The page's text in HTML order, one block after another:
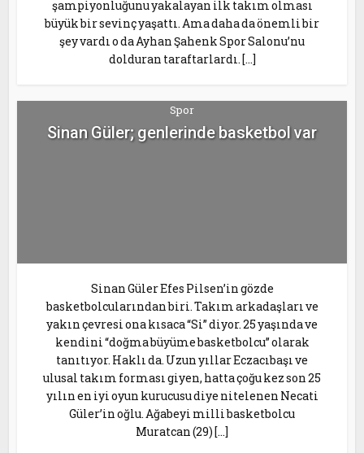
şampiyonluğunu yakalayan ilk takım olması
büyük bir sevinç yaşattı. Ama daha da önemli bir
şey vardı o da Ayhan Şahenk Spor Salonu’nu
dolduran taraftarlardı. […]
Spor
Sinan Güler; genlerinde basketbol var
Sinan Güler Efes Pilsen’in gözde
basketbolcularından biri. Takım arkadaşları ve
yakın çevresi ona kısaca “Si” diyor. 25 yaşında ve
kendini “doğma büyüme basketbolcu” olarak
tanıtıyor. Haklı da. Uzun yıllar Eczacıbaşı ve
ulusal takım forması giyen, hatta çoğu kez son 25
yılın en iyi oyun kurucusu diye nitelenen Necati
Güler’in oğlu. Ağabeyi milli basketbolcu
Muratcan (29) […]